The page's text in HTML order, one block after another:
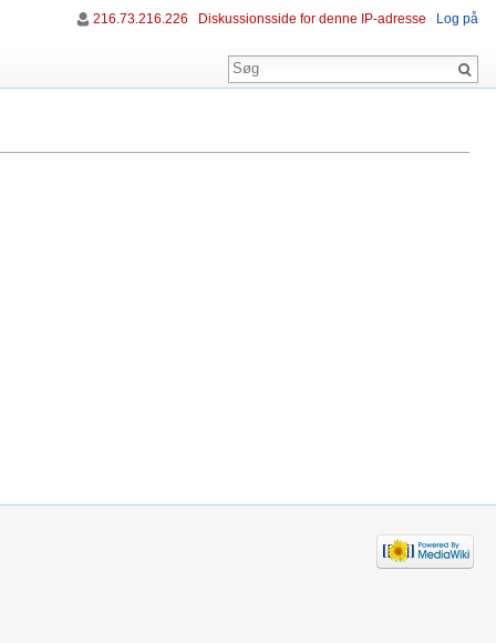
216.73.216.226 Diskussionsside for denne IP-adresse Log på